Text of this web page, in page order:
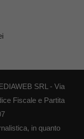
SRL - Via
Fiscale e Partita
in quanto